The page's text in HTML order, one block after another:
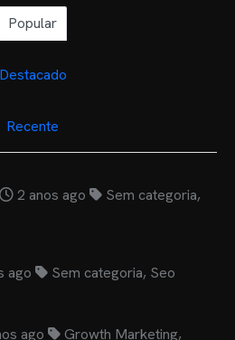
Popular
Destacado
Recente
2 anos ago Sem categoria,
ago Sem categoria, Seo
ago Growth Marketing,